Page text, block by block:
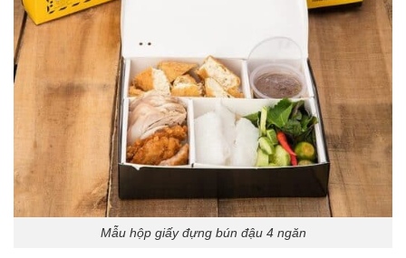
Mẫu hộp giấy đựng bún đậu 4 ngăn